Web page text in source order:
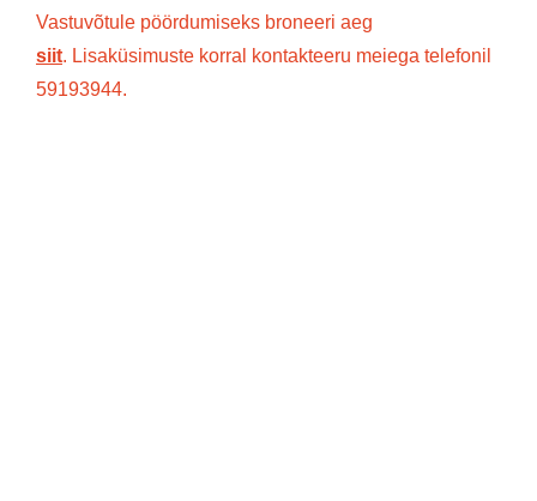
Vastuvõtule pöördumiseks broneeri aeg
siit. Lisaküsimuste korral kontakteeru meiega telefonil
59193944.